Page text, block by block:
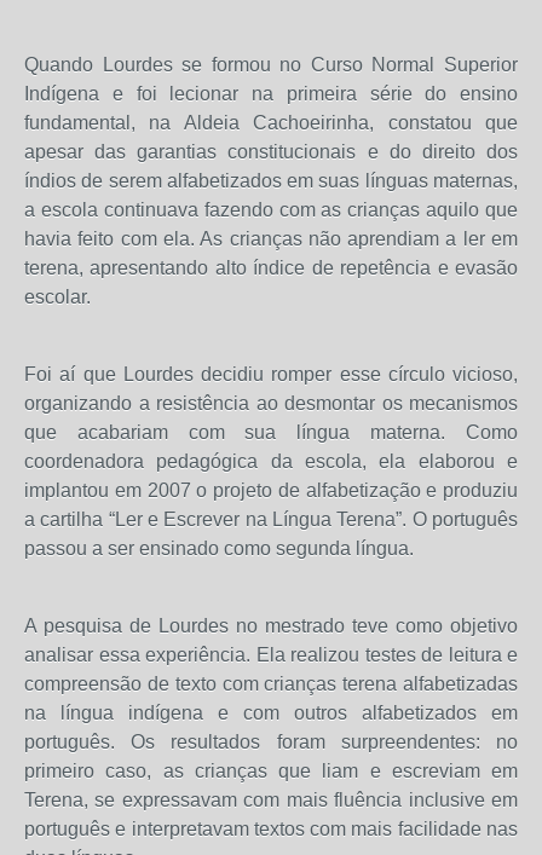
Quando Lourdes se formou no Curso Normal Superior
Indígena e foi lecionar na primeira série do ensino
fundamental, na Aldeia Cachoeirinha, constatou que
apesar das garantias constitucionais e do direito dos
índios de serem alfabetizados em suas línguas maternas,
a escola continuava fazendo com as crianças aquilo que
havia feito com ela. As crianças não aprendiam a ler em
terena, apresentando alto índice de repetência e evasão
escolar.
Foi aí que Lourdes decidiu romper esse círculo vicioso,
organizando a resistência ao desmontar os mecanismos
que acabariam com sua língua materna. Como
coordenadora pedagógica da escola, ela elaborou e
implantou em 2007 o projeto de alfabetização e produziu
a cartilha “Ler e Escrever na Língua Terena”. O português
passou a ser ensinado como segunda língua.
A pesquisa de Lourdes no mestrado teve como objetivo
analisar essa experiência. Ela realizou testes de leitura e
compreensão de texto com crianças terena alfabetizadas
na língua indígena e com outros alfabetizados em
português. Os resultados foram surpreendentes: no
primeiro caso, as crianças que liam e escreviam em
Terena, se expressavam com mais fluência inclusive em
português e interpretavam textos com mais facilidade nas